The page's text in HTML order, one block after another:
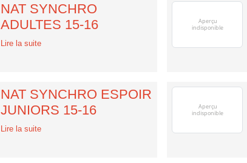
NAT SYNCHRO
ADULTES 15-16
Lire la suite
NAT SYNCHRO ESPOIR
JUNIORS 15-16
Lire la suite